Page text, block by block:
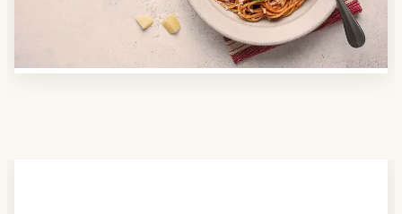
Verschaffen Sie sich auch einen Überblick über die
Essen auf Rädern-Kosten.